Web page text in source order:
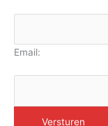
Email: